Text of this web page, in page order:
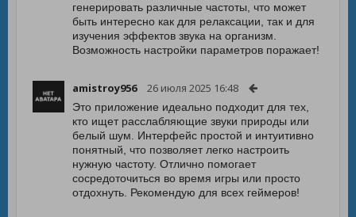
генерировать различные частоты, что может
быть интересно как для релаксации, так и для
изучения эффектов звука на организм.
Возможность настройки параметров поражает!
amistroy956 26 июля 2025 16:48
Это приложение идеально подходит для тех,
кто ищет расслабляющие звуки природы или
белый шум. Интерфейс простой и интуитивно
понятный, что позволяет легко настроить
нужную частоту. Отлично помогает
сосредоточиться во время игры или просто
отдохнуть. Рекомендую для всех геймеров!